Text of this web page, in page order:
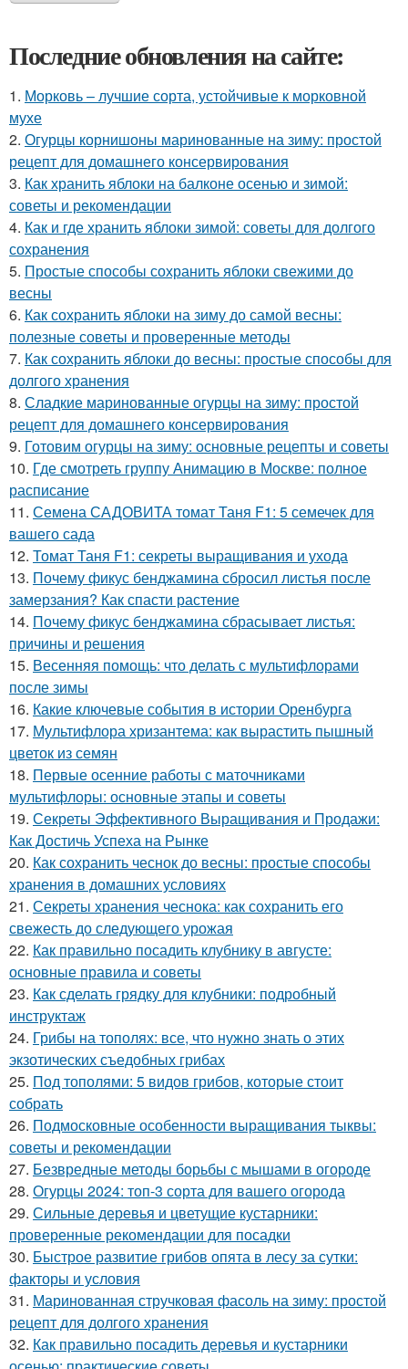
Последние обновления на сайте:
1. Морковь – лучшие сорта, устойчивые к морковной
мухе
2. Огурцы корнишоны маринованные на зиму: простой
рецепт для домашнего консервирования
3. Как хранить яблоки на балконе осенью и зимой:
советы и рекомендации
4. Как и где хранить яблоки зимой: советы для долгого
сохранения
5. Простые способы сохранить яблоки свежими до
весны
6. Как сохранить яблоки на зиму до самой весны:
полезные советы и проверенные методы
7. Как сохранить яблоки до весны: простые способы для
долгого хранения
8. Сладкие маринованные огурцы на зиму: простой
рецепт для домашнего консервирования
9. Готовим огурцы на зиму: основные рецепты и советы
10. Где смотреть группу Анимацию в Москве: полное
расписание
11. Семена САДОВИТА томат Таня F1: 5 семечек для
вашего сада
12. Томат Таня F1: секреты выращивания и ухода
13. Почему фикус бенджамина сбросил листья после
замерзания? Как спасти растение
14. Почему фикус бенджамина сбрасывает листья:
причины и решения
15. Весенняя помощь: что делать с мультифлорами
после зимы
16. Какие ключевые события в истории Оренбурга
17. Мультифлора хризантема: как вырастить пышный
цветок из семян
18. Первые осенние работы с маточниками
мультифлоры: основные этапы и советы
19. Секреты Эффективного Выращивания и Продажи:
Как Достичь Успеха на Рынке
20. Как сохранить чеснок до весны: простые способы
хранения в домашних условиях
21. Секреты хранения чеснока: как сохранить его
свежесть до следующего урожая
22. Как правильно посадить клубнику в августе:
основные правила и советы
23. Как сделать грядку для клубники: подробный
инструктаж
24. Грибы на тополях: все, что нужно знать о этих
экзотических съедобных грибах
25. Под тополями: 5 видов грибов, которые стоит
собрать
26. Подмосковные особенности выращивания тыквы:
советы и рекомендации
27. Безвредные методы борьбы с мышами в огороде
28. Огурцы 2024: топ-3 сорта для вашего огорода
29. Сильные деревья и цветущие кустарники:
проверенные рекомендации для посадки
30. Быстрое развитие грибов опята в лесу за сутки:
факторы и условия
31. Маринованная стручковая фасоль на зиму: простой
рецепт для долгого хранения
32. Как правильно посадить деревья и кустарники